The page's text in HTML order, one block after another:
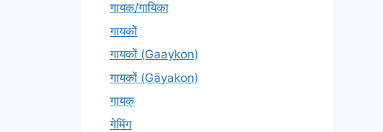
गायक/गायिका
गायकों
गायकों (Gaaykon)
गायकों (Gāyakon)
गायक्
गेमिंग